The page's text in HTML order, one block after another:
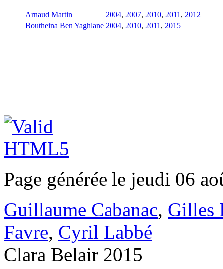
Arnaud Martin 2004, 2007, 2010, 2011 , 2012
Boutheina Ben Yaghlane 2004, 2010, 2011 , 2015
Page générée le jeudi 06
Guillaume Cabanac, Gilles
Favre, Cyril Labbé
Clara Belair 2015